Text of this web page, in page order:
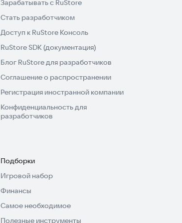
Зарабатывать с RuStore
Стать разработчиком
Доступ к RuStore Консоль
RuStore SDK (документация)
Блог RuStore для разработчиков
Соглашение о распространении
Регистрация иностранной компании
Конфиденциальность для
разработчиков
Подборки
Игровой набор
Финансы
Самое необходимое
Полезные инструменты